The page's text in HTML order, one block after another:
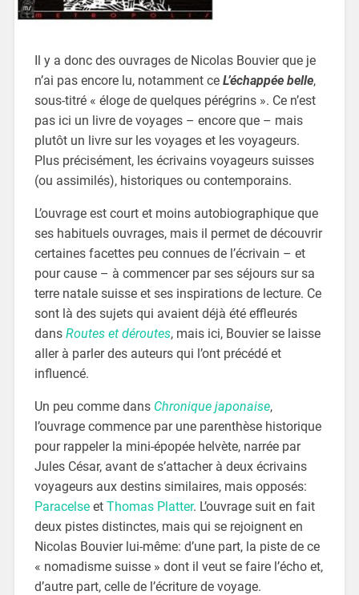
Il y a donc des ouvrages de Nicolas Bouvier que je
n’ai pas encore lu, notamment ce L’échappée belle,
sous-titré « éloge de quelques pérégrins ». Ce n’est
pas ici un livre de voyages – encore que – mais
plutôt un livre sur les voyages et les voyageurs.
Plus précisément, les écrivains voyageurs suisses
(ou assimilés), historiques ou contemporains.
L’ouvrage est court et moins autobiographique que
ses habituels ouvrages, mais il permet de découvrir
certaines facettes peu connues de l’écrivain – et
pour cause – à commencer par ses séjours sur sa
terre natale suisse et ses inspirations de lecture. Ce
sont là des sujets qui avaient déjà été effleurés
dans Routes et déroutes, mais ici, Bouvier se laisse
aller à parler des auteurs qui l’ont précédé et
influencé.
Un peu comme dans Chronique japonaise,
l’ouvrage commence par une parenthèse historique
pour rappeler la mini-épopée helvète, narrée par
Jules César, avant de s’attacher à deux écrivains
voyageurs aux destins similaires, mais opposés:
Paracelseet Thomas Platter. L’ouvrage suit en fait
deux pistes distinctes, mais qui se rejoignent en
Nicolas Bouvier lui-même: d’une part, la piste de ce
« nomadisme suisse » dont il veut se faire l’écho et,
d’autre part, celle de l’écriture de voyage.